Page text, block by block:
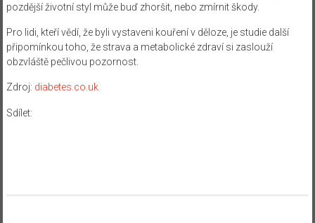
pozdější životní styl může buď zhoršit, nebo zmírnit škody.
Pro lidi, kteří vědí, že byli vystaveni kouření v děloze, je studie další
připomínkou toho, že strava a metabolické zdraví si zaslouží
obzvláště pečlivou pozornost.
Zdroj: diabetes.co.uk
Sdílet: